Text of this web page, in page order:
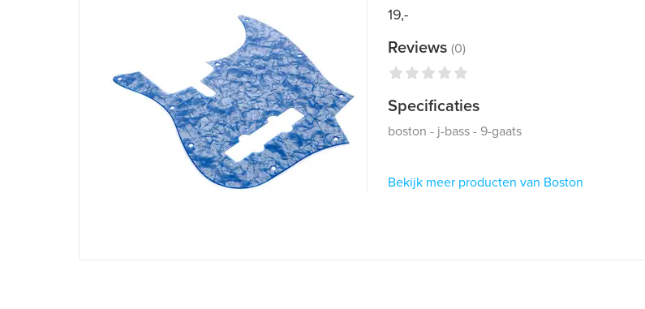
19,-
Reviews(0)
Specificaties
boston - j-bass - 9-gaats
Bekijk meer producten van Boston